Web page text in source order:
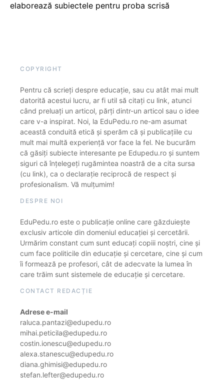
elaborează subiectele pentru proba scrisă
COPYRIGHT
Pentru că scrieți despre educație, sau cu atât mai mult
datorită acestui lucru, ar fi util să citați cu link, atunci
când preluați un articol, părți dintr-un articol sau o idee
care v-a inspirat. Noi, la EduPedu.ro ne-am asumat
această conduită etică și sperăm că și publicațiile cu
mult mai multă experiență vor face la fel. Ne bucurăm
că găsiți subiecte interesante pe Edupedu.ro și suntem
siguri că înțelegeți rugămintea noastră de a cita sursa
(cu link), ca o declarație reciprocă de respect și
profesionalism. Vă mulțumim!
DESPRE NOI
EduPedu.ro este o publicație online care găzduiește
exclusiv articole din domeniul educației și cercetării.
Urmărim constant cum sunt educați copiii noștri, cine și
cum face politicile din educație și cercetare, cine și cum
îi formează pe profesori, cât de adecvate la lumea în
care trăim sunt sistemele de educație și cercetare.
CONTACT REDACȚIE
Adrese e-mail
raluca.pantazi@edupedu.ro
mihai.peticila@edupedu.ro
costin.ionescu@edupedu.ro
alexa.stanescu@edupedu.ro
diana.ghimisi@edupedu.ro
stefan.lefter@edupedu.ro